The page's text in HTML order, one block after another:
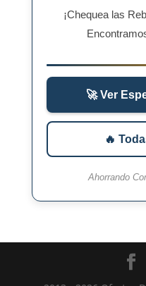
¡Chequea las
🚀 Ver
🔥
Ahorrando